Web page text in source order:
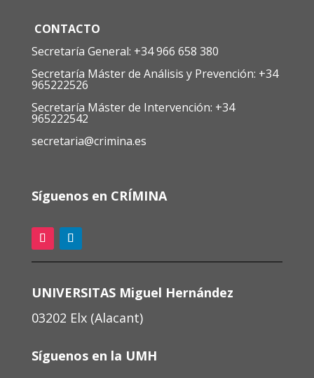
CONTACTO
Secretaría General: +34 966 658 380
Secretaría Máster de Análisis y Prevención: +34
965222526
Secretaría Máster de Intervención: +34
965222542
secretaria@crimina.es
Síguenos en CRÍMINA
UNIVERSITAS Miguel Hernández
03202 Elx (Alacant)
Síguenos en la UMH